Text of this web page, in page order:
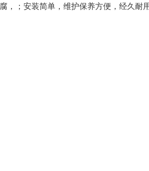
，；安装简单，维护保养方便，经久耐